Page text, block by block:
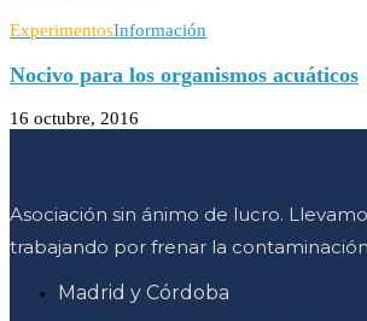
ExperimentosInformación
Nocivo para los organismos acuáticos
16 octubre, 2016
Asociación sin ánimo de lucro.
trabajando por frenar la
Madrid y Córdoba